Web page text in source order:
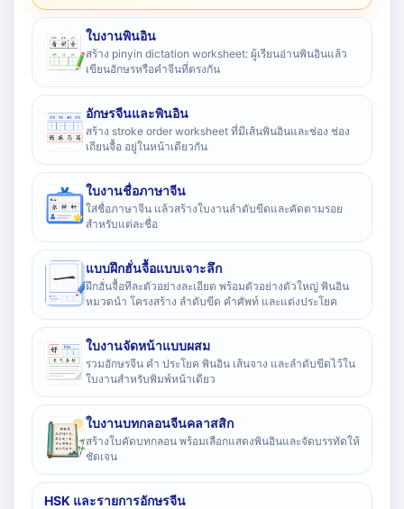
ใบงานพินอิน
สร้าง pinyin dictation worksheet: ผู้เรียนอ่านพินอินแล้ว
เขียนอักษรหรือคำจีนที่ตรงกัน
อักษรจีนและพินอิน
สร้าง stroke order worksheet ที่มีเส้นพินอินและช่อง ช่อง
เถียนจื้อ อยู่ในหน้าเดียวกัน
ใบงานชื่อภาษาจีน
ใส่ชื่อภาษาจีน แล้วสร้างใบงานลำดับขีดและคัดตามรอย
สำหรับแต่ละชื่อ
แบบฝึกฮั่นจื้อแบบเจาะลึก
ฝึกฮั่นจื้อทีละตัวอย่างละเอียด พร้อมตัวอย่างตัวใหญ่ พินอิน
หมวดนำ โครงสร้าง ลำดับขีด คำศัพท์ และแต่งประโยค
ใบงานจัดหน้าแบบผสม
รวมอักษรจีน คำ ประโยค พินอิน เส้นจาง และลำดับขีดไว้ใน
ใบงานสำหรับพิมพ์หน้าเดียว
ใบงานบทกลอนจีนคลาสสิก
สร้างใบคัดบทกลอน พร้อมเลือกแสดงพินอินและจัดบรรทัดให้
ชัดเจน
HSK และรายการอักษรจีน